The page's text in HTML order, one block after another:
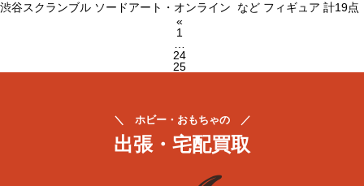
渋谷スクランブル ソードアート・オンライン など フィギュア 計19点
«
Page
1
Page
24
Page
25
＼ ホビー・おもちゃの ／
出張・宅配買取